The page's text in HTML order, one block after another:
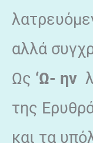
αλλά
Ως ‘Ω- ην
της
και τα